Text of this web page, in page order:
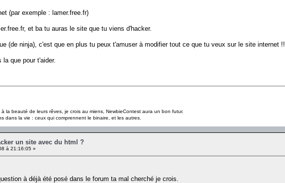
(par exemple : lamer.free.fr)
et ba tu auras le site que tu viens d'hacker.
(de ninja), c'est que en plus tu peux t'amuser à modifier tout ce que tu veux sur le site internet !!
que pour t'aider.
la beauté de leurs rêves, je crois au miens, NewbieContest aura un bon futur.
dans la vie : ceux qui comprennent le binaire, et les autres.
un site avec du html ?
à 21:16:05 »
à déjà été posé dans le forum ta mal cherché je crois.